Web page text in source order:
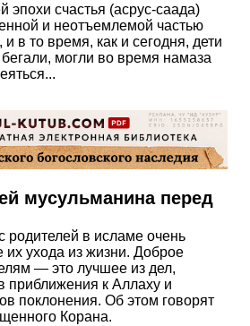
эпохи счастья (асрус-саада)
и неотъемлемой частью
в то время, как и сегодня, дети
могли во время намаза
мусульманина перед
родителей в исламе очень
их ухода из жизни. Доброе
— это лучшее из дел,
приближения к Аллаху и
поклонения. Об этом говорят
Корана.